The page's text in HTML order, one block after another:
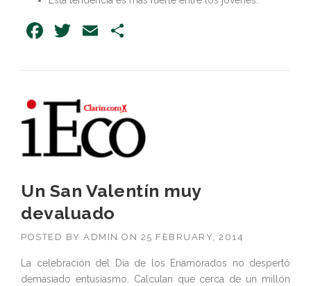
Facebook
Twitter
Email
Un San Valentín muy
devaluado
POSTED BY ADMIN ON 25 FEBRUARY, 2014
La celebración del Día de los Enamorados no despertó
demasiado entusiasmo. Calculan que cerca de un millón